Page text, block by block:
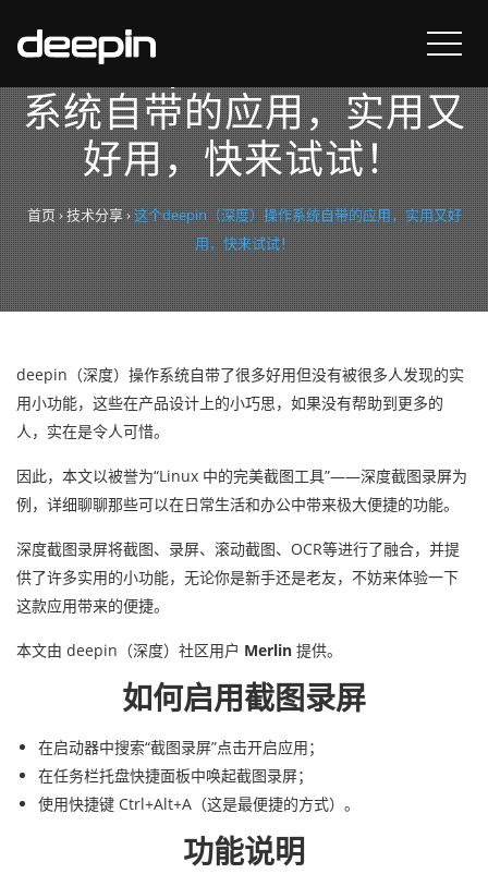
这个deepin（深度）操作
系统自带的应用，实用又
好用，快来试试！
首页›技术分享›这个deepin（深度）操作系统自带的应用，实用又好
用，快来试试！
deepin（深度）操作系统自带了很多好用但没有被很多人发现的实
用小功能，这些在产品设计上的小巧思，如果没有帮助到更多的
人，实在是令人可惜。
因此，本文以被誉为“Linux 中的完美截图工具”——深度截图录屏为
例，详细聊聊那些可以在日常生活和办公中带来极大便捷的功能。
深度截图录屏将截图、录屏、滚动截图、OCR等进行了融合，并提
供了许多实用的小功能，无论你是新手还是老友，不妨来体验一下
这款应用带来的便捷。
本文由 deepin（深度）社区用户 Merlin 提供。
如何启用截图录屏
在启动器中搜索“截图录屏”点击开启应用；
在任务栏托盘快捷面板中唤起截图录屏；
使用快捷键 Ctrl+Alt+A（这是最便捷的方式）。
功能说明